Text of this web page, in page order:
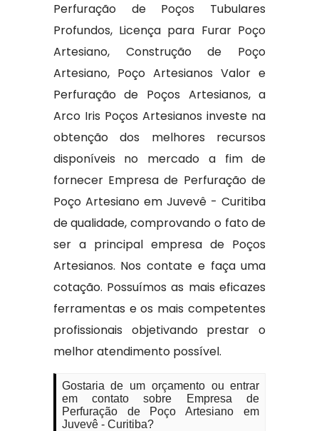
Perfuração de Poços Tubulares
Profundos, Licença para Furar Poço
Artesiano, Construção de Poço
Artesiano, Poço Artesianos Valor e
Perfuração de Poços Artesianos, a
Arco Iris Poços Artesianos investe na
obtenção dos melhores recursos
disponíveis no mercado a fim de
fornecer Empresa de Perfuração de
Poço Artesiano em Juvevê - Curitiba
de qualidade, comprovando o fato de
ser a principal empresa de Poços
Artesianos. Nos contate e faça uma
cotação. Possuímos as mais eficazes
ferramentas e os mais competentes
profissionais objetivando prestar o
melhor atendimento possível.
Gostaria de um orçamento ou entrar
em contato sobre Empresa de
Perfuração de Poço Artesiano em
Juvevê - Curitiba?